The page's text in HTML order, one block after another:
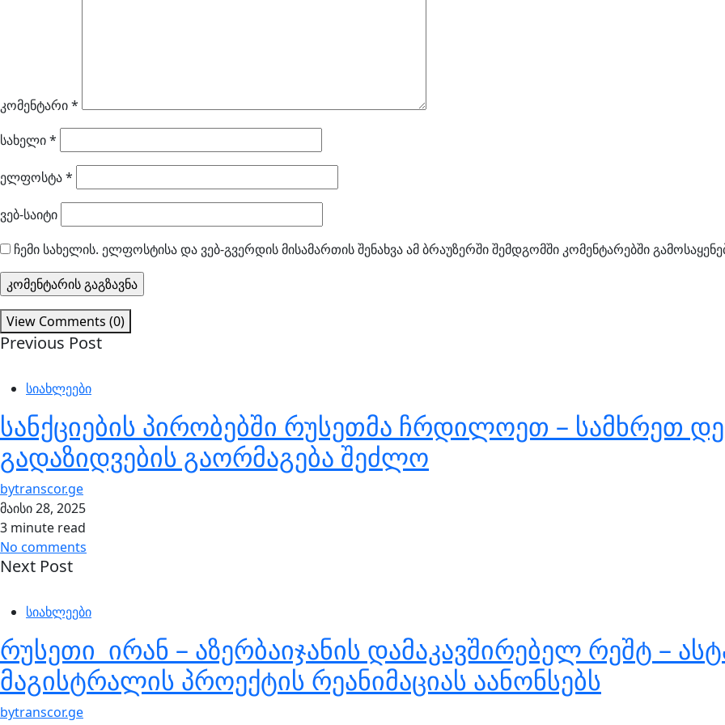
კომენტარი*
სახელი*
ელფოსტა*
ვებ-საიტი
ჩემი სახელის. ელფოსტისა და ვებ-გვერდის მისამართის შენახვა ამ ბრაუზერში შემდგომში კომენტარებში
View Comments (0)
Previous Post
სიახლეები
სანქციების პირობებში რუსეთმა ჩრდილოეთ – სამხრეთ
გადაზიდვების გაორმაგება შეძლო
bytranscor.ge
მაისი 28, 2025
3 minute read
No comments
Next Post
სიახლეები
რუსეთი ირან – აზერბაიჯანის დამაკავშირებელ რეშტ –
მაგისტრალის პროექტის რეანიმაციას აანონსებს
bytranscor.ge